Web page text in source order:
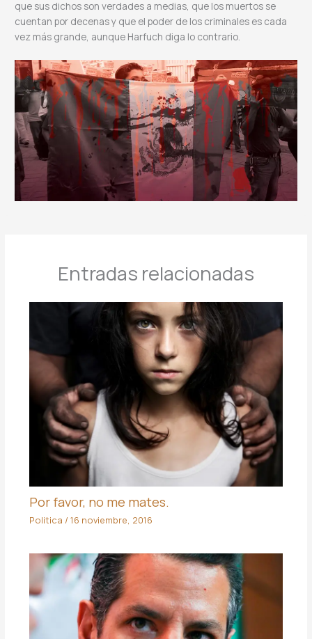
que sus dichos son verdades a medias, que los muertos se
cuentan por decenas y que el poder de los criminales es cada
vez más grande, aunque Harfuch diga lo contrario.
Entradas relacionadas
Por favor, no me mates.
Politica / 16 noviembre, 2016